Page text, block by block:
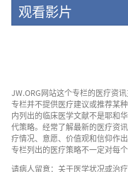
观看影片
JW.ORG网站这个专栏的医疗资
专栏并不提供医疗建议或推荐某
内列出的临床医学文献不是耶和
代策略。经常了解最新的医疗资
疗情况、意愿、价值观和信仰作
专栏列出的医疗策略不一定对每
请病人留意：关于医学状况或治